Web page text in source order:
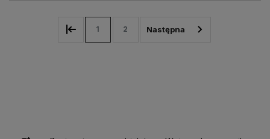
1 2